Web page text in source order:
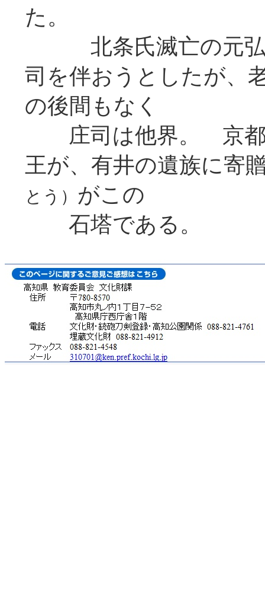
た。
北条氏滅亡の元弘
司を伴おうとしたが、
の後間もなく
庄司は他界。 京都
王が、有井の遺族に寄
とう） がこの
石塔である。